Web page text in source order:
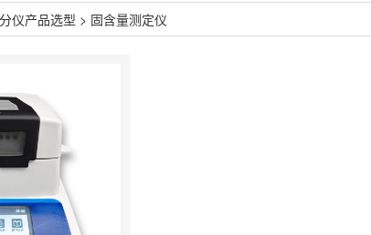
仪产品选型 > 固含量测定仪